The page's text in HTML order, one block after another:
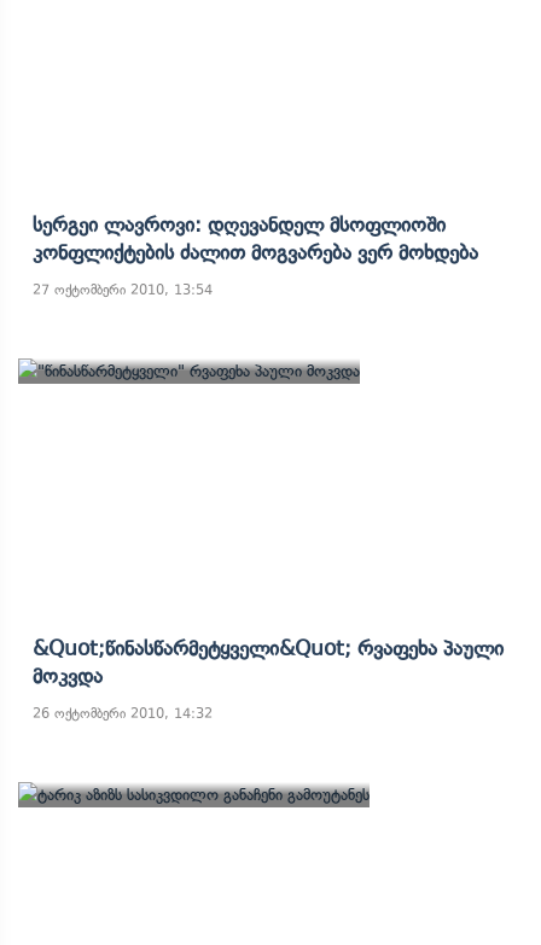
Სერგეი Ლავროვი: Დღევანდელ Მსოფლიოში
Კონფლიქტების Ძალით Მოგვარება Ვერ Მოხდება
27 ოქტომბერი 2010, 13:54
&quot;წინასწარმეტყველი&quot; Რვაფეხა Პაული
Მოკვდა
26 ოქტომბერი 2010, 14:32